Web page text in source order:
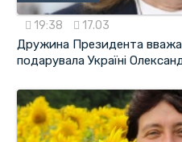
19:38 17.03
Дружина Президента
подарувала Україні